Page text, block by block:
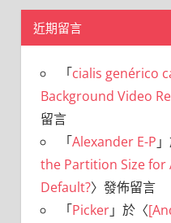
近期留言
「cialis genérico
Background Video
留言
「Alexander E-P
the Partition Size
Default?〉發佈留言
「Picker」於〈